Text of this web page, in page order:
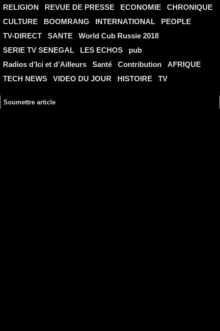
RELIGION
REVUE DE PRESSE ECONOMIE
CHRONIQUE
CULTURE
BOOMRANG INTERNATIONAL
PEOPLE
TV-DIRECT
SANTE
World Cub Russie 2018
SERIE TV SENEGAL
LES ECHOS
pub
Radios d’Ici et d’Ailleurs
Santé Contribution
AFRIQUE
TECH NEWS
VIDEO DU JOUR HISTOIRE TV
Soumettre article